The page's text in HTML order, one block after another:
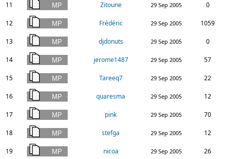
11 Zitoune 29 Sep 2005 0
12 Frédéric 29 Sep 2005 1059
13 djdonuts 29 Sep 2005 0
14 jerome1487 29 Sep 2005 57
15 Tareeq7 29 Sep 2005 22
16 quaresma 29 Sep 2005 12
17 pink 29 Sep 2005 70
18 stefga 29 Sep 2005 12
19 nicoa 29 Sep 2005 26